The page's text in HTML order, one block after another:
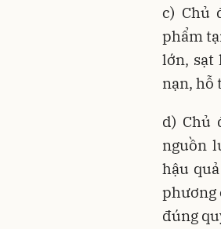
c) Chủ
phẩm
lớn, sạt
nạn, hỗ
d) Chủ
nguồn
hậu
phương
đúng